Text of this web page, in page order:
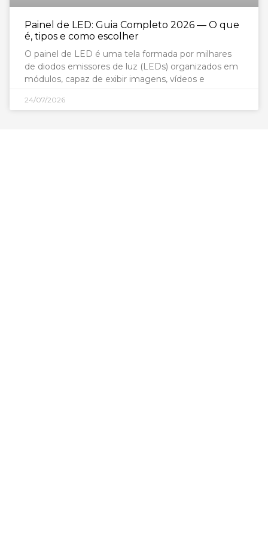
Painel de LED: Guia Completo 2026 — O que
é, tipos e como escolher
O painel de LED é uma tela formada por milhares
de diodos emissores de luz (LEDs) organizados em
módulos, capaz de exibir imagens, vídeos e
24/07/2026